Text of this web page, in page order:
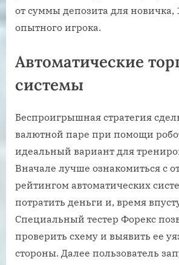
от суммы депозита для новичка,
опытного игрока.
Автоматические
системы
Беспроигрышная стратегия
валютной паре при помощи
идеальный вариант для
Вначале лучше ознакомиться с
рейтингом автоматических
потратить деньги и, время
Специальный тестер Форекс
проверить схему и выявить ее
стороны. Далее пользователь